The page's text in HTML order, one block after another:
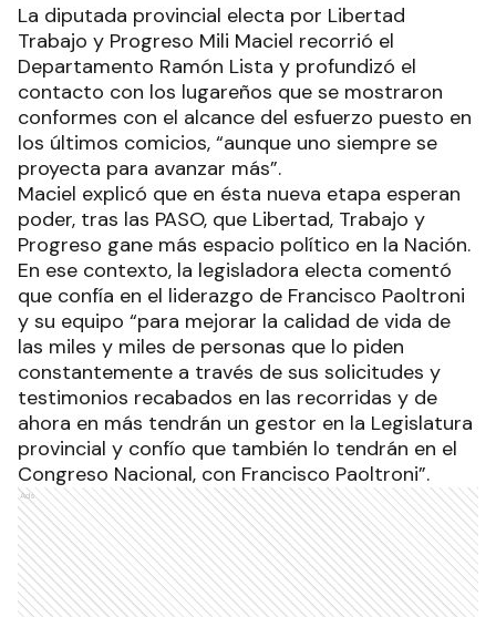
La diputada provincial electa por Libertad
Trabajo y Progreso Mili Maciel recorrió el
Departamento Ramón Lista y profundizó el
contacto con los lugareños que se mostraron
conformes con el alcance del esfuerzo puesto en
los últimos comicios, “aunque uno siempre se
proyecta para avanzar más”.
Maciel explicó que en ésta nueva etapa esperan
poder, tras las PASO, que Libertad, Trabajo y
Progreso gane más espacio político en la Nación.
En ese contexto, la legisladora electa comentó
que confía en el liderazgo de Francisco Paoltroni
y su equipo “para mejorar la calidad de vida de
las miles y miles de personas que lo piden
constantemente a través de sus solicitudes y
testimonios recabados en las recorridas y de
ahora en más tendrán un gestor en la Legislatura
provincial y confío que también lo tendrán en el
Congreso Nacional, con Francisco Paoltroni”.
Ads